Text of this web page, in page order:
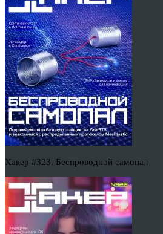
Хакер #323. Беспроводной самопал